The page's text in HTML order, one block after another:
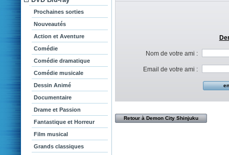
Prochaines sorties
Nouveautés
Action et Aventure
Comédie
Comédie dramatique
Comédie musicale
Dessin Animé
Documentaire
Drame et Passion
Fantastique et Horreur
Film musical
Grands classiques
Nom de votre ami :
Email de votre ami :
Retour à Demon City Shinjuku